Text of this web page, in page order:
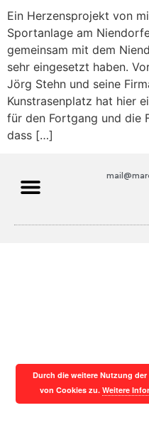
Ein Herzensprojekt von
Sportanlage am
gemeinsam mit dem
sehr eingesetzt haben.
Jörg Stehn und seine
Kunstrasenplatz hat hier
für den Fortgang und die
dass […]
Durch die weitere Nutzung
von Cookies zu.Weitere